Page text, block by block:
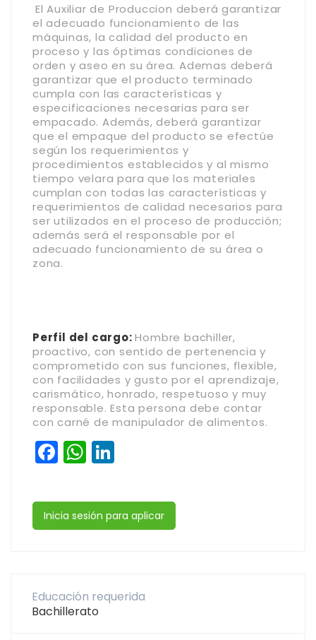
El Auxiliar de Produccion deberá garantizar
el adecuado funcionamiento de las
máquinas, la calidad del producto en
proceso y las óptimas condiciones de
orden y aseo en su área. Ademas deberá
garantizar que el producto terminado
cumpla con las características y
especificaciones necesarias para ser
empacado. Además, deberá garantizar
que el empaque del producto se efectúe
según los requerimientos y
procedimientos establecidos y al mismo
tiempo velara para que los materiales
cumplan con todas las características y
requerimientos de calidad necesarios para
ser utilizados en el proceso de producción;
además será el responsable por el
adecuado funcionamiento de su área o
zona.
Perfil del cargo:Hombre bachiller,
proactivo, con sentido de pertenencia y
comprometido con sus funciones, flexible,
con facilidades y gusto por el aprendizaje,
carismático, honrado, respetuoso y muy
responsable. Esta persona debe contar
con carné de manipulador de alimentos.
Facebook
WhatsApp
Inicia sesión para aplicar
Educación requerida
Bachillerato